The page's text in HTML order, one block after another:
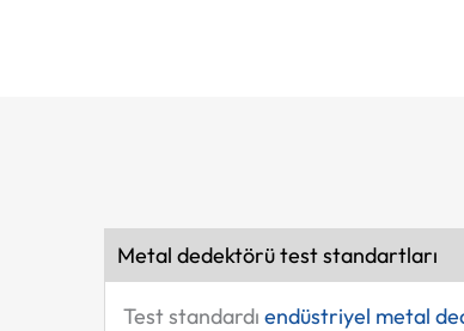
Metal dedektörü test standartları
Test standardı endüstriyel metal